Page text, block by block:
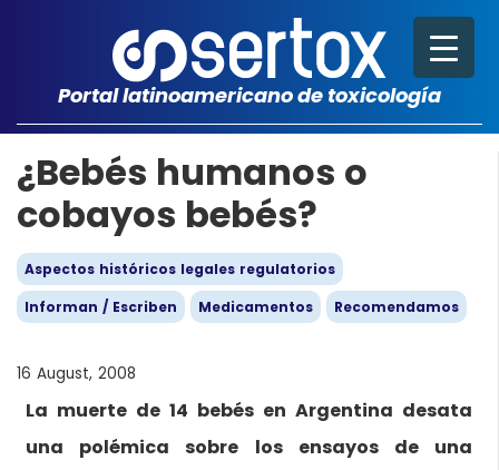
Portal latinoamericano de toxicología
¿Bebés humanos o
cobayos bebés?
Aspectos históricos legales regulatorios
Informan / Escriben
Medicamentos Recomendamos
16 August, 2008
La muerte de 14 bebés en Argentina desata
una polémica sobre los ensayos de una